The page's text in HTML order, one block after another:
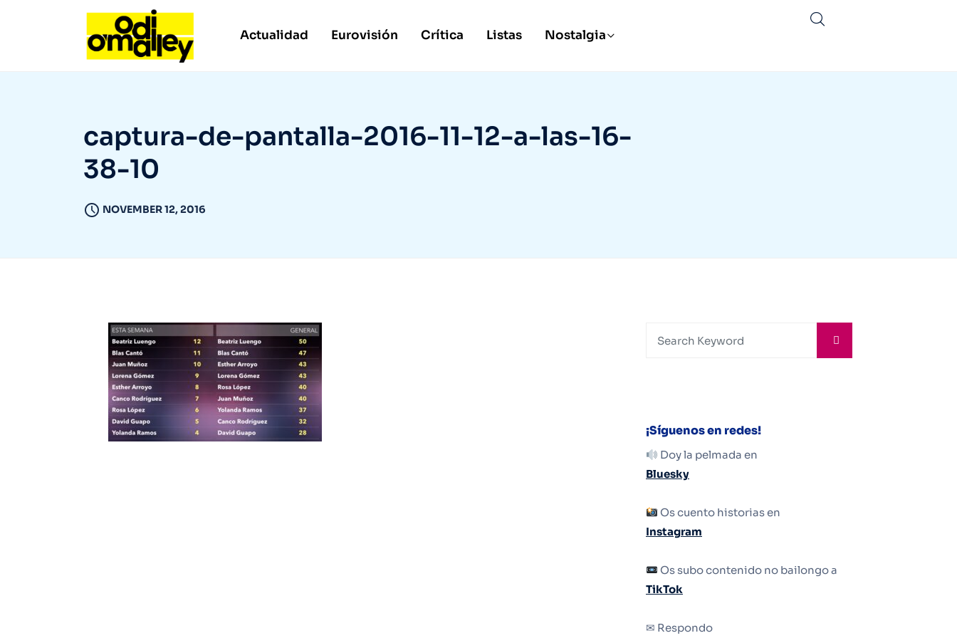
Actualidad Eurovisión Crítica Listas Nostalgia
captura-de-pantalla-2016-11-12-a-las-16-
38-10
NOVEMBER 12, 2016
¡Síguenos en redes!
Doy la pelmada en
Bluesky
Os cuento historias en
Instagram
Os subo contenido no bailongo a
TikTok
✉ Respondo